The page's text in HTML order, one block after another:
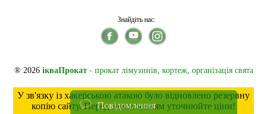
Знайдіть нас:
® 2026 ікваПрокат- прокат лімузинів, кортеж, організація свята
У зв'язку із хакерською атакою було відновлено резервну
копію сайту. Перед замовленням уточнюйте ціни!
Повідомлення